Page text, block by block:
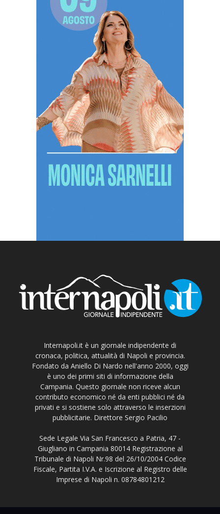
Internapoli.it è un giornale indipendente di
cronaca, politica, attualità di Napoli e provincia.
Fondato da Aniello Di Nardo nell'anno 2000, oggi
è uno dei primi siti di informazione della
Campania. Questo giornale non riceve alcun
contributo economico né da enti pubblici né da
privati e si sostiene solo attraverso le inserzioni
pubblicitarie. Direttore Sergio Pacilio
Sede Legale Via San Francesco a Patria, 47 -
Giugliano in Campania 80014 Registrazione al
Tribunale di Napoli Nr.98 del 26/10/2004 Codice
Fiscale, Partita I.V.A. e Iscrizione al Registro delle
Imprese di Napoli n. 08784801212